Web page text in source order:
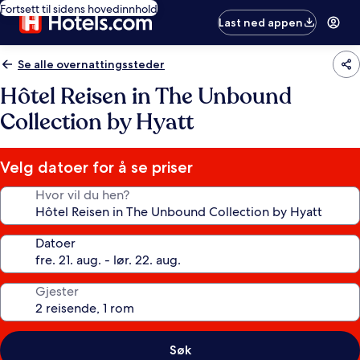
Fortsett til sidens hovedinnhold
Last ned appen
Se alle overnattingssteder
Hôtel Reisen in The Unbound
Collection by Hyatt
Velg datoer for å se priser
Hvor vil du hen?
Datoer
Gjester
Søk